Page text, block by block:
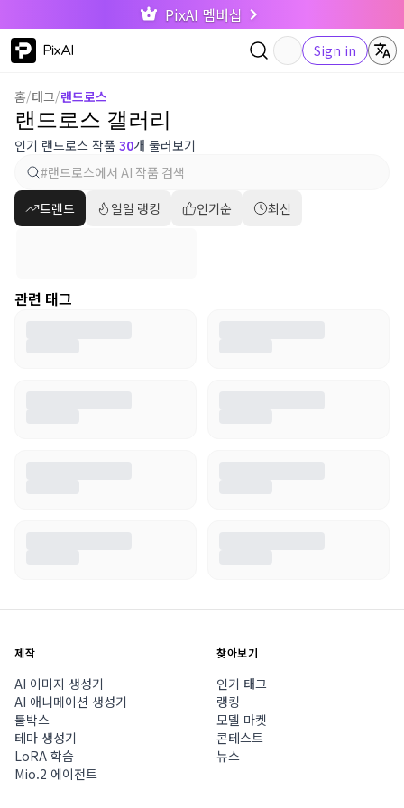
PixAI 멤버십
PixAI Sign in
홈/태그/랜드로스
랜드로스 갤러리
인기 랜드로스 작품 30개 둘러보기
트렌드 일일 랭킹 인기순 최신
관련 태그
제작
AI 이미지 생성기
AI 애니메이션 생성기
툴박스
테마 생성기
LoRA 학습
Mio.2 에이전트
찾아보기
인기 태그
랭킹
모델 마켓
콘테스트
뉴스